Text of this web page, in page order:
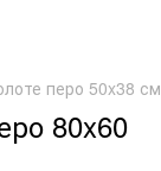
перо 50x38
80x60